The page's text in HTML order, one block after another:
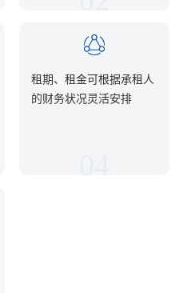
租期、租金可根据承租人
的财务状况灵活安排